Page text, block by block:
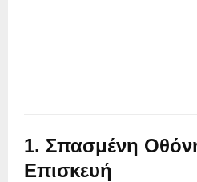
1. Σπασμένη
Επισκευή